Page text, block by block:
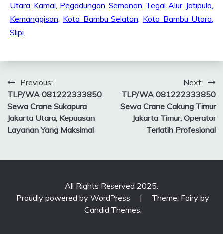
Utara, Kamal, Pegadungan,Semanan, Tegal Alur, Jatipulo,
Kemanggisan, Kota Bambu Selatan, Kota Bambu Utara,
Slipi.
Post
navigation
Previous:
TLP/WA 081222333850
Sewa Crane Sukapura
Jakarta Utara, Kepuasan
Layanan Yang Maksimal
Next:
TLP/WA 081222333850
Sewa Crane Cakung Timur
Jakarta Timur, Operator
Terlatih Profesional
All Rights Reserved 2025.
Proudly powered by WordPress
|
Theme: Fairy by
Candid Themes.